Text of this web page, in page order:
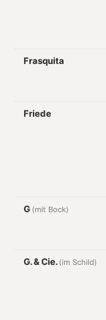
Frasquita
Friede
G (mit Bock)
G. & Cie. (im Schild)